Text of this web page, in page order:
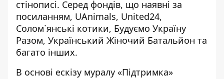
стінописі. Серед фондів, що наявні за
посиланням, UAnimals, United24,
Солом`янські котики, Будуємо Україну
Разом, Український Жіночий Батальйон та
багато інших.
В основі ескізу муралу «Підтримка»